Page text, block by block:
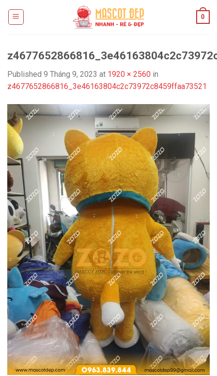
0
Published 9 Tháng 9, 2023 at 1920 × 2560 in
z4677652866816_3e46163804c2c73972c8459ffaa73521